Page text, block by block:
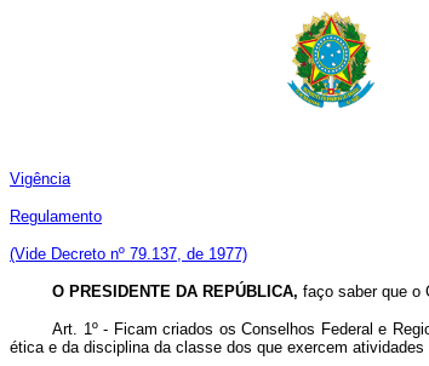
Vigência
Regulamento
(Vide Decreto nº 79.137, de 1977)
O PRESIDENTE DA REPÚBLICA, faço saber que o
Art. 1º - Ficam criados os Conselhos Federal e
ética e da disciplina da classe dos que exercem